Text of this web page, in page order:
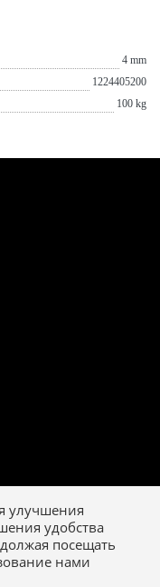
4 mm
1224405200
100 kg
улучшения
удобства
посещать
нами